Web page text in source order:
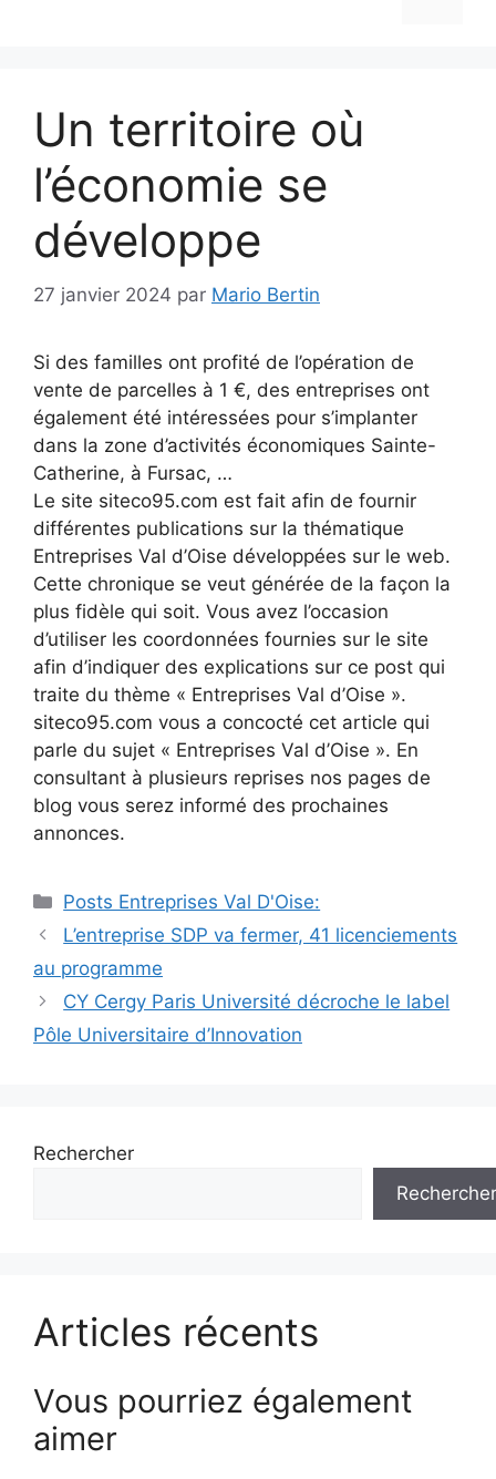
Un territoire où
l’économie se
développe
27 janvier 2024 par Mario Bertin
Si des familles ont profité de l’opération de
vente de parcelles à 1 €, des entreprises ont
également été intéressées pour s’implanter
dans la zone d’activités économiques Sainte-
Catherine, à Fursac, …
Le site siteco95.com est fait afin de fournir
différentes publications sur la thématique
Entreprises Val d’Oise développées sur le web.
Cette chronique se veut générée de la façon la
plus fidèle qui soit. Vous avez l’occasion
d’utiliser les coordonnées fournies sur le site
afin d’indiquer des explications sur ce post qui
traite du thème « Entreprises Val d’Oise ».
siteco95.com vous a concocté cet article qui
parle du sujet « Entreprises Val d’Oise ». En
consultant à plusieurs reprises nos pages de
blog vous serez informé des prochaines
annonces.
Catégories
Posts Entreprises Val D'Oise:
Navigation
articles
L’entreprise SDP va fermer, 41 licenciements
au programme
CY Cergy Paris Université décroche le label
Pôle Universitaire d’Innovation
Rechercher
Rechercher
Articles récents
Vous pourriez également
aimer